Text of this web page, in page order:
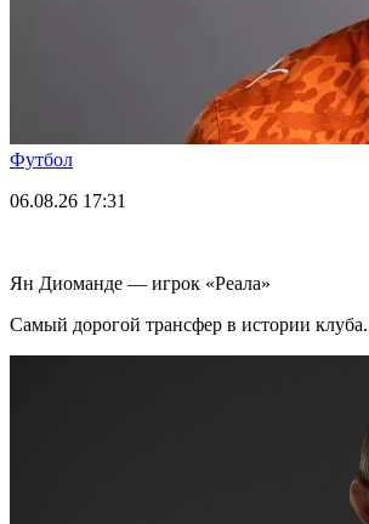
Футбол
06.08.26 17:31
Ян Диоманде — игрок «Реала»
Самый дорогой трансфер в истории клуба.